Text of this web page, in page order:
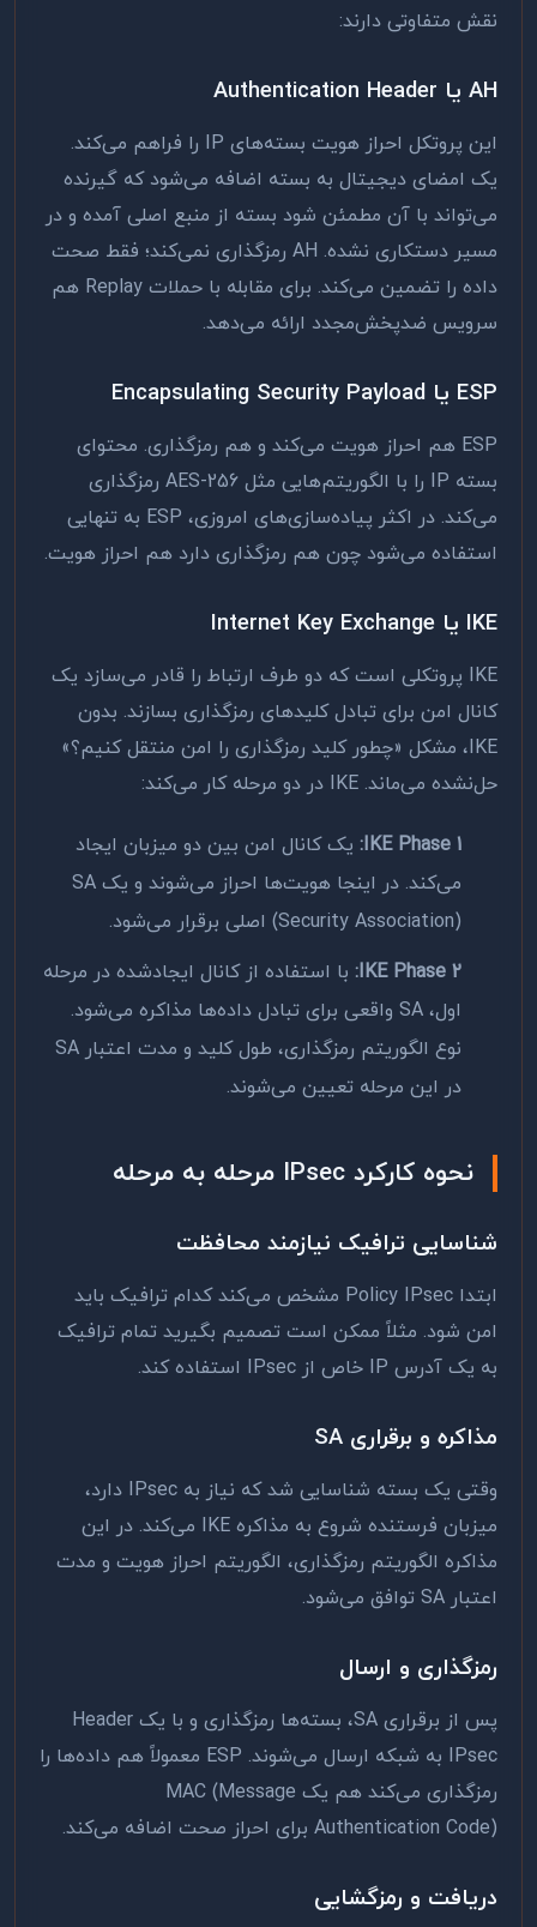
نقش متفاوتی دارند:
AH یا Authentication Header
این پروتکل احراز هویت بسته‌های IP را فراهم می‌کند.
یک امضای دیجیتال به بسته اضافه می‌شود که گیرنده
می‌تواند با آن مطمئن شود بسته از منبع اصلی آمده و در
مسیر دستکاری نشده. AH رمزگذاری نمی‌کند؛ فقط صحت
داده را تضمین می‌کند. برای مقابله با حملات Replay هم
سرویس ضدپخش‌مجدد ارائه می‌دهد.
ESP یا Encapsulating Security Payload
ESP هم احراز هویت می‌کند و هم رمزگذاری. محتوای
بسته IP را با الگوریتم‌هایی مثل AES-256 رمزگذاری
می‌کند. در اکثر پیاده‌سازی‌های امروزی، ESP به تنهایی
استفاده می‌شود چون هم رمزگذاری دارد هم احراز هویت.
IKE یا Internet Key Exchange
IKE پروتکلی است که دو طرف ارتباط را قادر می‌سازد یک
کانال امن برای تبادل کلیدهای رمزگذاری بسازند. بدون
IKE، مشکل «چطور کلید رمزگذاری را امن منتقل کنیم؟»
حل‌نشده می‌ماند. IKE در دو مرحله کار می‌کند:
IKE Phase 1: یک کانال امن بین دو میزبان ایجاد
می‌کند. در اینجا هویت‌ها احراز می‌شوند و یک SA
(Security Association) اصلی برقرار می‌شود.
IKE Phase 2: با استفاده از کانال ایجادشده در مرحله
اول، SA واقعی برای تبادل داده‌ها مذاکره می‌شود.
نوع الگوریتم رمزگذاری، طول کلید و مدت اعتبار SA
در این مرحله تعیین می‌شوند.
نحوه کارکرد IPsec مرحله به مرحله
شناسایی ترافیک نیازمند محافظت
ابتدا Policy IPsec مشخص می‌کند کدام ترافیک باید
امن شود. مثلاً ممکن است تصمیم بگیرید تمام ترافیک
به یک آدرس IP خاص از IPsec استفاده کند.
مذاکره و برقراری SA
وقتی یک بسته شناسایی شد که نیاز به IPsec دارد،
میزبان فرستنده شروع به مذاکره IKE می‌کند. در این
مذاکره الگوریتم رمزگذاری، الگوریتم احراز هویت و مدت
اعتبار SA توافق می‌شود.
رمزگذاری و ارسال
پس از برقراری SA، بسته‌ها رمزگذاری و با یک Header
IPsec به شبکه ارسال می‌شوند. ESP معمولاً هم داده‌ها را
رمزگذاری می‌کند هم یک MAC (Message
Authentication Code) برای احراز صحت اضافه می‌کند.
دریافت و رمزگشایی